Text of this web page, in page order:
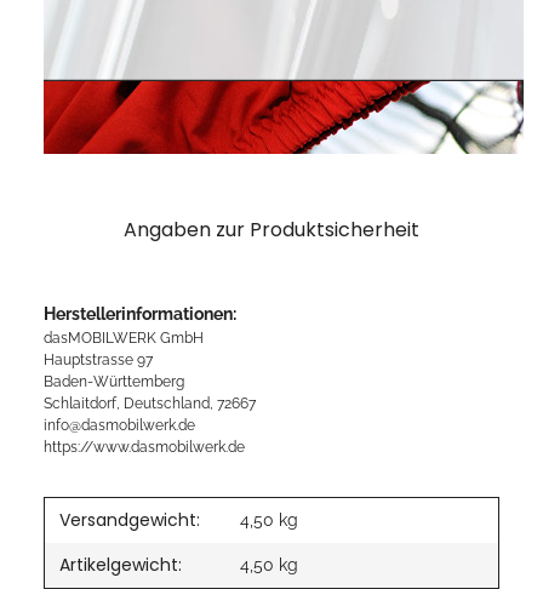
Angaben zur Produktsicherheit
Herstellerinformationen:
dasMOBILWERK GmbH
Hauptstrasse 97
Baden-Württemberg
Schlaitdorf, Deutschland, 72667
info@dasmobilwerk.de
https://www.dasmobilwerk.de
Versandgewicht: 4,50 kg
Artikelgewicht: 4,50 kg